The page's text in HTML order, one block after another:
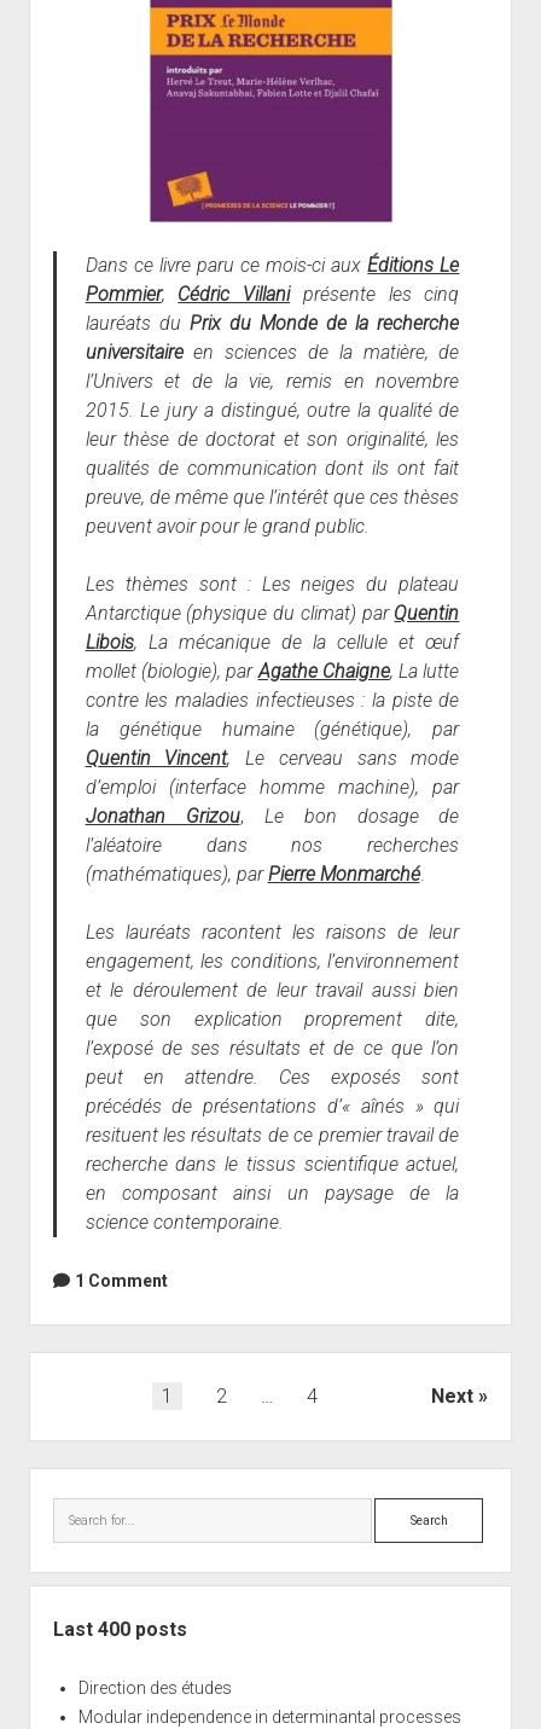
Dans ce livre paru ce mois-ci auxÉditions Le
Pommier, Cédric Villaniprésente les cinq
lauréats du Prix du Monde de la recherche
universitaireen sciences de la matière, de
l’Univers et de la vie, remis en novembre
2015. Le jury a distingué, outre la qualité de
leur thèse de doctorat et son originalité, les
qualités de communication dont ils ont fait
preuve, de même que l’intérêt que ces thèses
peuvent avoir pour le grand public.
Les thèmes sont : Les neiges du plateau
Antarctique (physique du climat) par Quentin
Libois, La mécanique de la cellule et œuf
mollet (biologie), parAgathe Chaigne, La lutte
contre les maladies infectieuses : la piste de
la génétique humaine (génétique), par
Quentin Vincent, Le cerveau sans mode
d’emploi (interface homme machine), par
Jonathan Grizou, Le bon dosage de
l’aléatoire dans nos recherches
(mathématiques), parPierre Monmarché.
Les lauréats racontent les raisons de leur
engagement, les conditions, l’environnement
et le déroulement de leur travail aussi bien
que son explication proprement dite,
l’exposé de ses résultats et de ce que l’on
peut en attendre. Ces exposés sont
précédés de présentations d’« aînés » qui
resituent les résultats de ce premier travail de
recherche dans le tissus scientifique actuel,
en composant ainsi un paysage de la
science contemporaine.
1 Comment
1 2 … 4 Next
Search
Last 400 posts
Direction des études
Modular independence in determinantal processes